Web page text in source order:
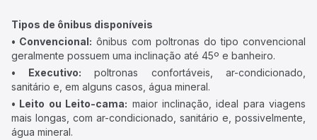
Tipos de ônibus disponíveis
• Convencional: ônibus com poltronas do tipo convencional
geralmente possuem uma inclinação até 45º e banheiro.
• Executivo: poltronas confortáveis, ar-condicionado,
sanitário e, em alguns casos, água mineral.
• Leito ou Leito-cama: maior inclinação, ideal para viagens
mais longas, com ar-condicionado, sanitário e, possivelmente,
água mineral.